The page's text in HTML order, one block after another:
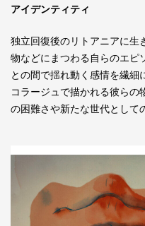
アイデンティティ
独立回復後のリトアニアに生
物などにまつわる自らのエピ
との間で揺れ動く感情を繊
コラージュで描かれる彼らの
の困難さや新たな世代として